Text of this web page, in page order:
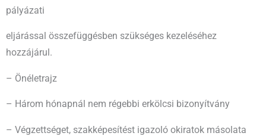
pályázati
eljárással összefüggésben szükséges kezeléséhez
hozzájárul.
– Önéletrajz
– Három hónapnál nem régebbi erkölcsi bizonyítvány
– Végzettséget, szakképesítést igazoló okiratok másolata